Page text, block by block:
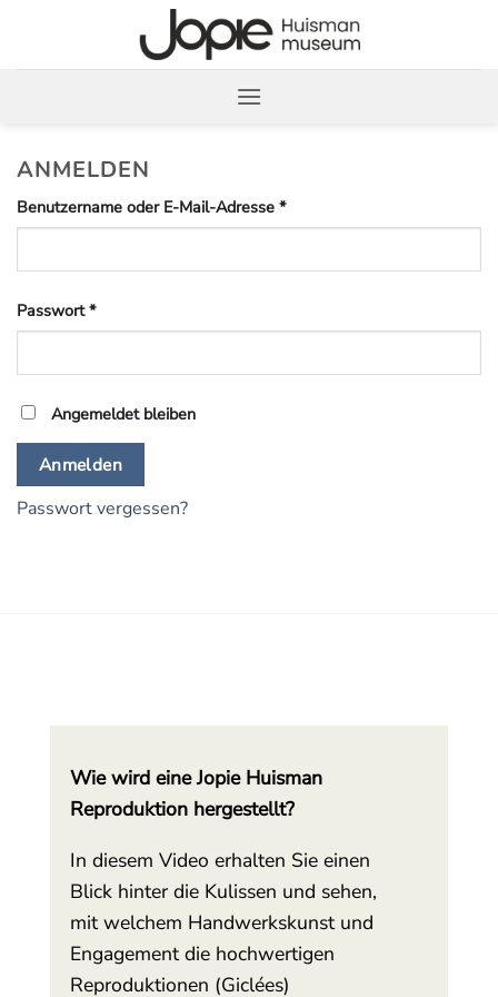
springen
ANMELDEN
Benutzername oder E-Mail-Adresse *Erforderlich
Passwort*Erforderlich
Angemeldet bleiben
Anmelden
Passwort vergessen?
Wie wird eine Jopie Huisman
Reproduktion hergestellt?
In diesem Video erhalten Sie einen
Blick hinter die Kulissen und sehen,
mit welchem Handwerkskunst und
Engagement die hochwertigen
Reproduktionen (Giclées)